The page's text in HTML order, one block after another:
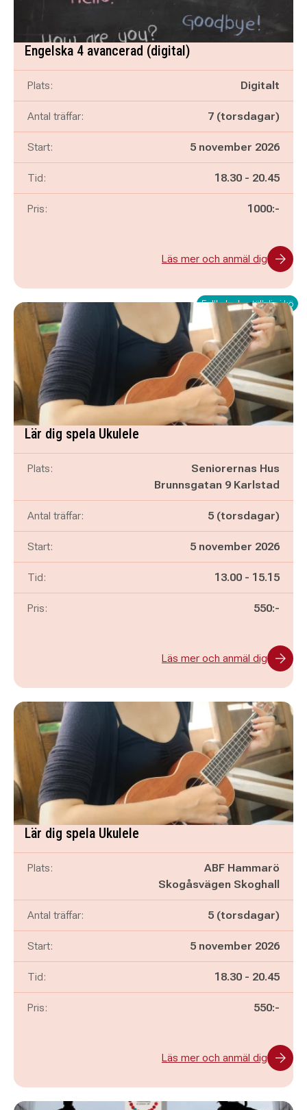
Engelska 4 avancerad (digital)
Plats: Digitalt
Antal träffar: 7 (torsdagar)
Start: 5 november 2026
Tid: Pågår mellan
18.30 - och
20.45
Pris: 1000:-
Läs mer och anmäl dig
Fullbokad - ställ dig i kö
Lär dig spela Ukulele
Plats:
Seniorernas Hus
Brunnsgatan 9 Karlstad
Antal träffar: 5 (torsdagar)
Start: 5 november 2026
Tid: Pågår mellan
13.00 - och
15.15
Pris: 550:-
Läs mer och anmäl dig
Lär dig spela Ukulele
Plats:
ABF Hammarö
Skogåsvägen Skoghall
Antal träffar: 5 (torsdagar)
Start: 5 november 2026
Tid: Pågår mellan
18.30 - och
20.45
Pris: 550:-
Läs mer och anmäl dig